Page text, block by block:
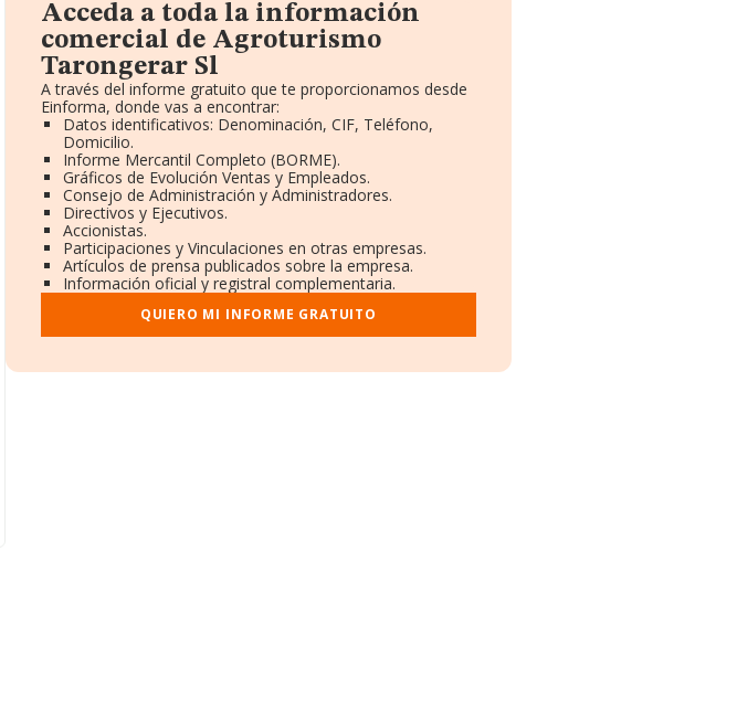
Acceda a toda la información
comercial de Agroturismo
Tarongerar Sl
A través del informe gratuito que te proporcionamos desde
Einforma, donde vas a encontrar:
Datos identificativos: Denominación, CIF, Teléfono,
Domicilio.
Informe Mercantil Completo (BORME).
Gráficos de Evolución Ventas y Empleados.
Consejo de Administración y Administradores.
Directivos y Ejecutivos.
Accionistas.
Participaciones y Vinculaciones en otras empresas.
Artículos de prensa publicados sobre la empresa.
Información oficial y registral complementaria.
QUIERO MI INFORME GRATUITO